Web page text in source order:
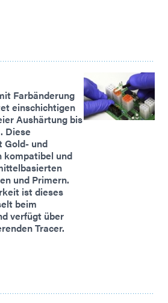
Farbänderung
einschichtigen
Aushärtung bis
Diese
Gold- und
kompatibel und
und Primern.
ist dieses
beim
verfügt über
Tracer.